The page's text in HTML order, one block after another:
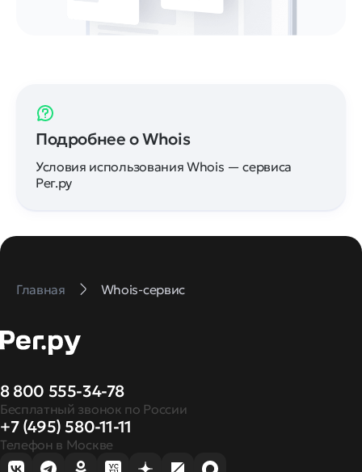
Подробнее о Whois
Условия использования Whois — сервиса
Рег.ру
Главная Whois-сервис
8 800 555-34-78
Бесплатный звонок по России
+7 (495) 580-11-11
Телефон в Москве